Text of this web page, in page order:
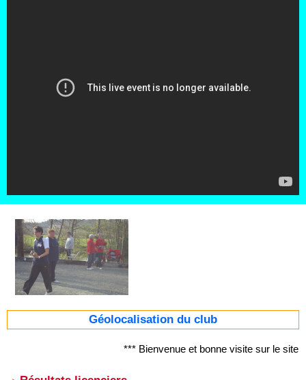
Géolocalisation du club
*** Bienvenue et bonne visite sur le site